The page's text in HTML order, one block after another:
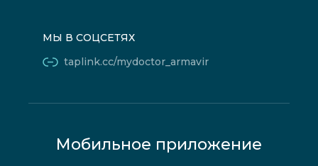
МЫ В СОЦСЕТЯХ
taplink.cc/mydoctor_armavir
Мобильное приложение